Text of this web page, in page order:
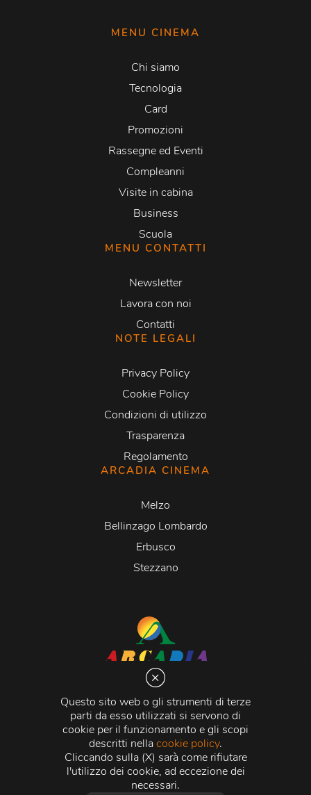
Questo sito web o gli strumenti di terze
parti da esso utilizzati si servono di
cookie per il funzionamento e gli scopi
descritti nellacookie policy.
Cliccando sulla (X) sarà come rifiutare
l'utilizzo dei cookie, ad eccezione dei
necessari.
MENU CINEMA
Chi siamo
Tecnologia
Card
Promozioni
Rassegne ed Eventi
Compleanni
Visite in cabina
Business
Scuola
MENU CONTATTI
Newsletter
Lavora con noi
Contatti
NOTE LEGALI
Privacy Policy
Cookie Policy
Condizioni di utilizzo
Trasparenza
Regolamento
ARCADIA CINEMA
Melzo
Bellinzago Lombardo
Erbusco
Stezzano
Via Martiri della Libertà 20066 Melzo (MI)
C.C.I.A.A. - R.E.A di Milano n. 1427910
Registro delle Imprese di Milano n. 338392 -
Fiscale e Partita Iva11015840157 | Capitale Sociale
500.000,00 i.v.
Credits:Crea Informatica S.r.l. 2026 © Tutti i diritti
riservati.